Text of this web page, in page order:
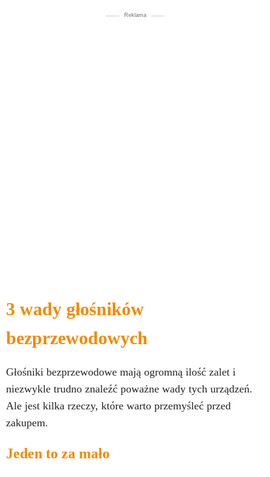
Reklama
3 wady głośników
bezprzewodowych
Głośniki bezprzewodowe mają ogromną ilość zalet i
niezwykle trudno znaleźć poważne wady tych urządzeń.
Ale jest kilka rzeczy, które warto przemyśleć przed
zakupem.
Jeden to za mało